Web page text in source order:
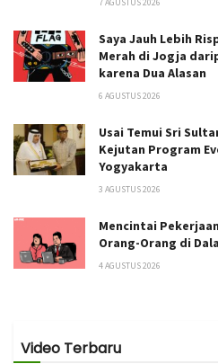
Saya Jauh Lebih
Merah di Jogja
karena Dua Alasan
6 AGUSTUS 2026
Usai Temui Sri
Kejutan Program
Yogyakarta
3 AGUSTUS 2026
Mencintai
Orang-Orang di
4 AGUSTUS 2026
Video Terbaru